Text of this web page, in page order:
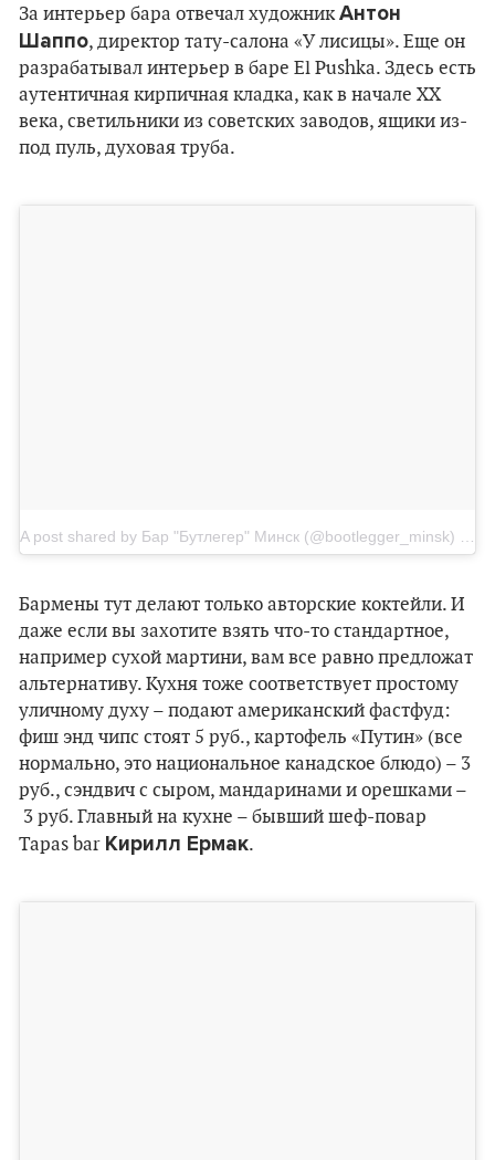
За интерьер бара отвечал художникАнтон
Шаппо, директор тату-салона «У лисицы». Еще он
разрабатывал интерьер в баре El Pushka. Здесь есть
аутентичная кирпичная кладка, как в начале ХХ
века, светильники из советских заводов, ящики из-
под пуль, духовая труба.
A post shared by Бар "Бутлегер" Минск (@bootlegger_minsk)
Бармены тут делают только авторские коктейли. И
даже если вы захотите взять что-то стандартное,
например сухой мартини, вам все равно предложат
альтернативу. Кухня тоже соответствует простому
уличному духу – подают американский фастфуд:
фиш энд чипс стоят 5 руб., картофель «Путин» (все
нормально, это национальное канадское блюдо) – 3
руб., сэндвич с сыром, мандаринами и орешками –
3 руб. Главный на кухне – бывший шеф-повар
Tapas bar Кирилл Ермак.